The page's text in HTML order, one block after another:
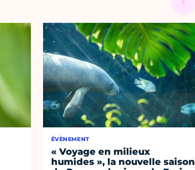
ÉVÈNEMENT
« Voyage en milieux
humides », la nouvelle saison